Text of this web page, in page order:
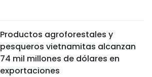
Productos agroforestales y
pesqueros vietnamitas alcanzan
74 mil millones de dólares en
exportaciones